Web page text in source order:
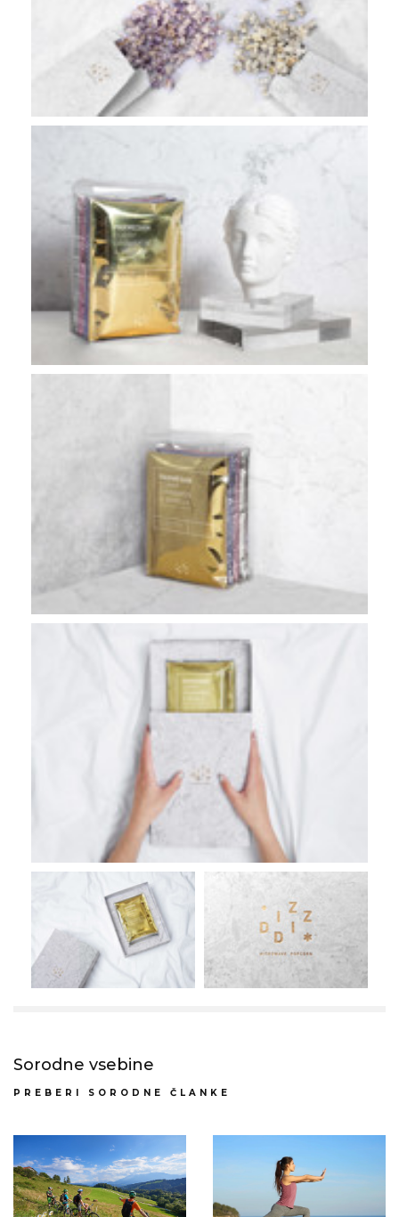
Sorodne vsebine
PREBERI SORODNE ČLANKE